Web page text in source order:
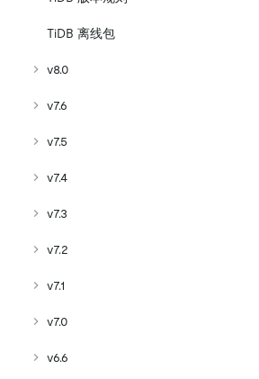
TiDB 离线包
v8.0
v7.6
v7.5
v7.4
v7.3
v7.2
v7.1
v7.0
v6.6